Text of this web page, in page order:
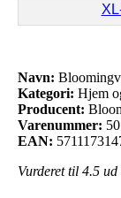
Navn:
Kategori: Hjem
Producent:
Varenummer:
EAN:
Vurderet til 4.5 ud